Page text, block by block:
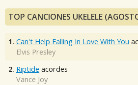
TOP CANCIONES UKELELE
1. Can't Help Falling In Love With You
Elvis Presley
2. Riptide acordes
Vance Joy